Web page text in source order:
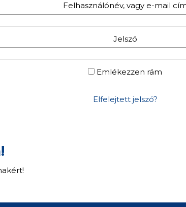
Felhasználónév, vagy e-mail
Jelszó
Emlékezzen rám
Elfelejtett jelszó?